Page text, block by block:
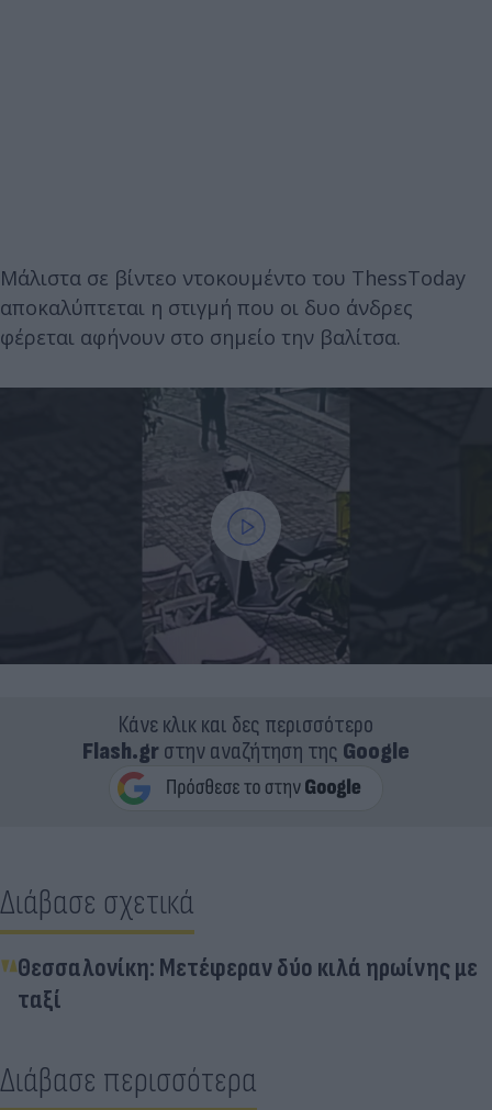
Μάλιστα σε βίντεο ντοκουμέντο του ThessToday
αποκαλύπτεται η στιγμή που οι δυο άνδρες
φέρεται αφήνουν στο σημείο την βαλίτσα.
Κάνε κλικ και δες περισσότερο
Flash.grστην αναζήτηση της Google
Διάβασε σχετικά
Θεσσαλονίκη: Μετέφεραν δύο κιλά ηρωίνης με
ταξί
Διάβασε περισσότερα